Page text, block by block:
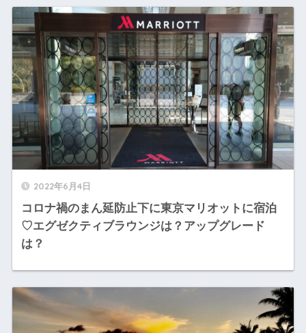
2022年6月4日
コロナ禍のまん延防止下に東京マリオットに宿泊
♡エグゼクティブラウンジは？アップグレード
は？